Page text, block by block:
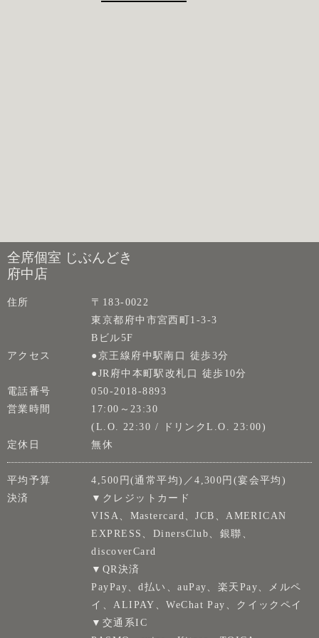
全席個室 じぶんどき
府中店
住所
〒183-0022
東京都府中市宮西町1-3-3
Bビル5F
アクセス
●京王線府中駅南口 徒歩3分
●JR府中本町駅改札口 徒歩10分
電話番号
050-2018-8893
営業時間
17:00～23:30
(L.O. 22:30 / ドリンクL.O. 23:00)
定休日
無休
平均予算
4,500円(通常平均)／4,300円(宴会平均)
決済
▼クレジットカード
VISA、Mastercard、JCB、AMERICAN
EXPRESS、DinersClub、銀聯、
discoverCard
▼QR決済
PayPay、d払い、auPay、楽天Pay、メルペ
イ、ALIPAY、WeChat Pay、クイックペイ
▼交通系IC